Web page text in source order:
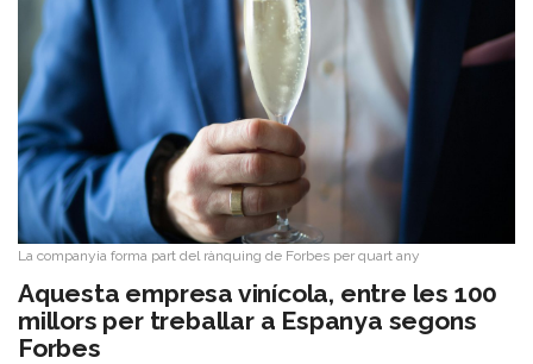
La companyia forma part del rànquing de Forbes per quart any
Aquesta empresa vinícola, entre les 100
millors per treballar a Espanya segons
Forbes